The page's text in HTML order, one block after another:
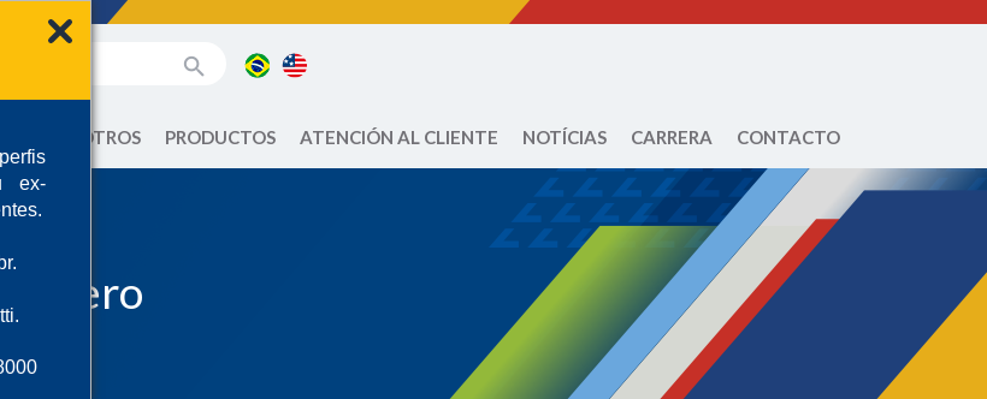
ex-
NOSOTROS PRODUCTOS ATENCIÓN AL CLIENTE NOTÍCIAS CARRERA CONTACTO